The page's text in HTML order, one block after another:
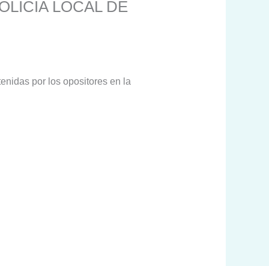
LOCAL DE
por los opositores en la